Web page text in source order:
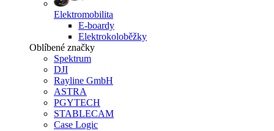
Elektromobilita
E-boardy
Elektrokoloběžky
Oblíbené značky
Spektrum
DJI
Rayline GmbH
ASTRA
PGYTECH
STABLECAM
Case Logic